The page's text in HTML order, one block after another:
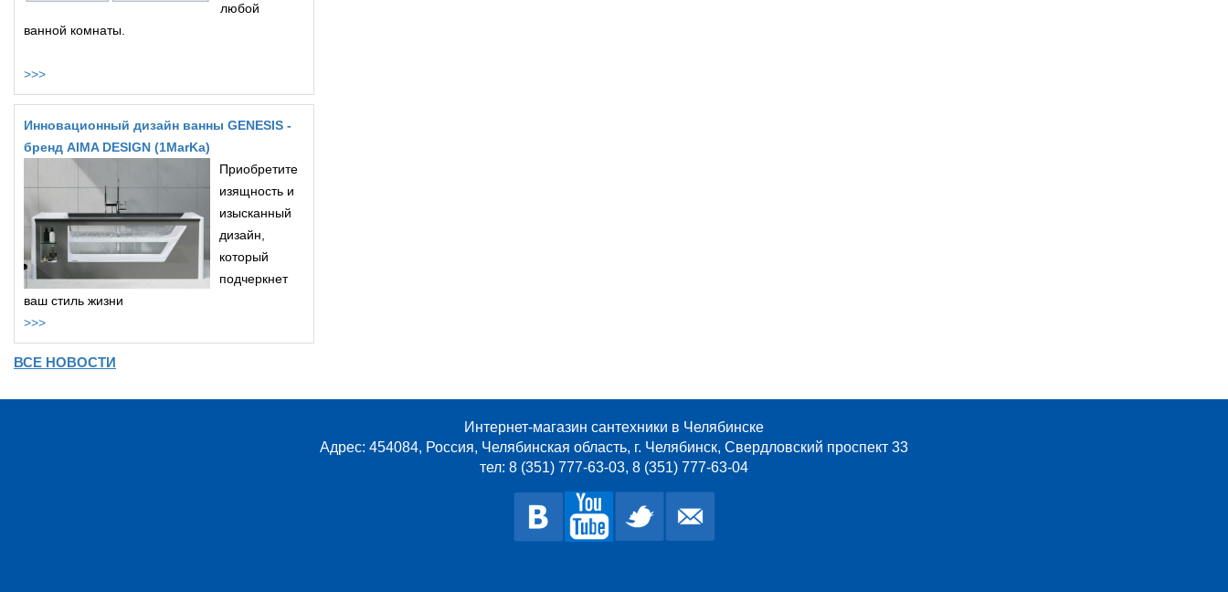
любой
ванной комнаты.
>>>
Инновационный дизайн ванны GENESIS -
бренд AIMA DESIGN (1MarKa)
Приобретите
изящность и
изысканный
дизайн,
который
подчеркнет
ваш стиль жизни
>>>
ВСЕ НОВОСТИ
Интернет-магазин сантехники в Челябинске
Адрес: 454084, Россия, Челябинская область, г. Челябинск, Свердловский проспект 33
тел: 8 (351) 777-63-03, 8 (351) 777-63-04